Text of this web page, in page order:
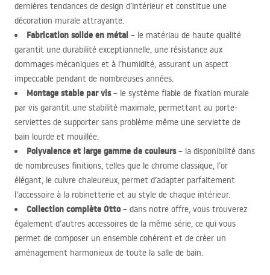
dernières tendances de design d’intérieur et constitue une
décoration murale attrayante.
Fabrication solide en métal – le matériau de haute qualité
garantit une durabilité exceptionnelle, une résistance aux
dommages mécaniques et à l’humidité, assurant un aspect
impeccable pendant de nombreuses années.
Montage stable par vis– le système fiable de fixation murale
par vis garantit une stabilité maximale, permettant au porte-
serviettes de supporter sans problème même une serviette de
bain lourde et mouillée.
Polyvalence et large gamme de couleurs– la disponibilité dans
de nombreuses finitions, telles que le chrome classique, l’or
élégant, le cuivre chaleureux, permet d’adapter parfaitement
l’accessoire à la robinetterie et au style de chaque intérieur.
Collection complète Otto– dans notre offre, vous trouverez
également d’autres accessoires de la même série, ce qui vous
permet de composer un ensemble cohérent et de créer un
aménagement harmonieux de toute la salle de bain.